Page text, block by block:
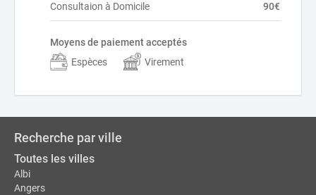
Consultaion à Domicile 90€
Moyens de paiement acceptés
Espèces
Virement
Recherche par ville
Toutes les villes
Albi
Angers